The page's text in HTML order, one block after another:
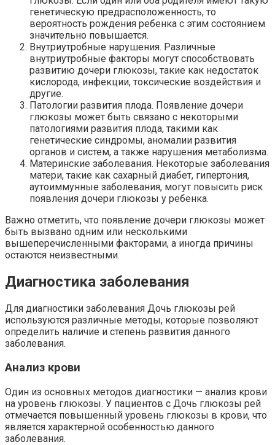
генетическую предрасположенность, то
вероятность рождения ребенка с этим состоянием
значительно повышается.
Внутриутробные нарушения. Различные
внутриутробные факторы могут способствовать
развитию дочери глюкозы, такие как недостаток
кислорода, инфекции, токсические воздействия и
другие.
Патологии развития плода. Появление дочери
глюкозы может быть связано с некоторыми
патологиями развития плода, такими как
генетические синдромы, аномалии развития
органов и систем, а также нарушения метаболизма.
Материнские заболевания. Некоторые заболевания
матери, такие как сахарный диабет, гипертония,
аутоиммунные заболевания, могут повысить риск
появления дочери глюкозы у ребенка.
Важно отметить, что появление дочери глюкозы может
быть вызвано одним или несколькими
вышеперечисленными факторами, а иногда причины
остаются неизвестными.
Диагностика заболевания
Для диагностики заболевания Дочь глюкозы рей
используются различные методы, которые позволяют
определить наличие и степень развития данного
заболевания.
Анализ крови
Один из основных методов диагностики — анализ крови
на уровень глюкозы. У пациентов с Дочь глюкозы рей
отмечается повышенный уровень глюкозы в крови, что
является характерной особенностью данного
заболевания.